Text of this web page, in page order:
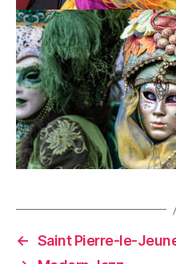
← Saint Pierre-le-